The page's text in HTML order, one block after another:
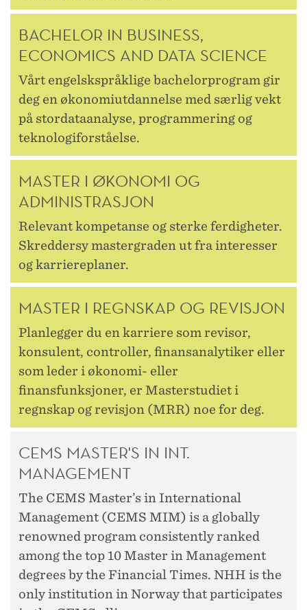
BACHELOR IN BUSINESS,
ECONOMICS AND DATA SCIENCE
Vårt engelskspråklige bachelorprogram gir
deg en økonomiutdannelse med særlig vekt
på stordataanalyse, programmering og
teknologiforståelse.
MASTER I ØKONOMI OG
ADMINISTRASJON
Relevant kompetanse og sterke ferdigheter.
Skreddersy mastergraden ut fra interesser
og karriereplaner.
MASTER I REGNSKAP OG REVISJON
Planlegger du en karriere som revisor,
konsulent, controller, finansanalytiker eller
som leder i økonomi- eller
finansfunksjoner, er Masterstudiet i
regnskap og revisjon (MRR) noe for deg.
CEMS MASTER'S IN INT.
MANAGEMENT
The CEMS Master’s in International
Management (CEMS MIM) is a globally
renowned program consistently ranked
among the top 10 Master in Management
degrees by the Financial Times. NHH is the
only institution in Norway that participates